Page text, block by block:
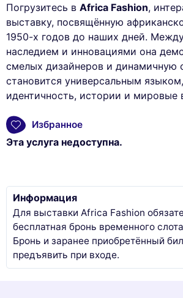
Погрузитесь в Africa Fashion,
выставку, посвящённую
1950-х годов до наших дней.
наследием и инновациями она
смелых дизайнеров и динамичную
становится универсальным
идентичность, истории и мировые
Избранное
Эта услуга недоступна.
Информация
Для выставки Africa Fashion
бесплатная бронь временного
Бронь и заранее приобретённый
предъявить при входе.